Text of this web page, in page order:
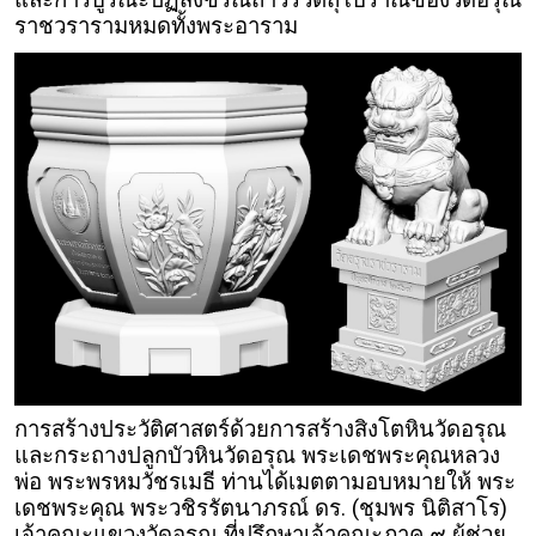
ราชวรารามหมดทั้งพระอาราม
การสร้างประวัติศาสตร์ด้วยการสร้างสิงโตหินวัดอรุณ
และกระถางปลูกบัวหินวัดอรุณ พระเดชพระคุณหลวง
พ่อ พระพรหมวัชรเมธี ท่านได้เมตตามอบหมายให้ พระ
เดชพระคุณ พระวชิรรัตนาภรณ์ ดร. (ชุมพร นิติสาโร)